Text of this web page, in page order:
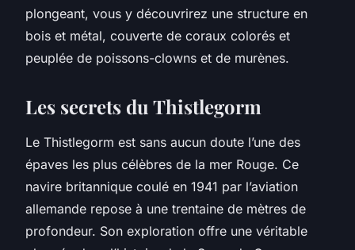
plongeant, vous y découvrirez une structure en
bois et métal, couverte de coraux colorés et
peuplée de poissons-clowns et de murènes.
Les secrets du Thistlegorm
Le Thistlegorm est sans aucun doute l’une des
épaves les plus célèbres de la mer Rouge. Ce
navire britannique coulé en 1941 par l’aviation
allemande repose à une trentaine de mètres de
profondeur. Son exploration offre une véritable